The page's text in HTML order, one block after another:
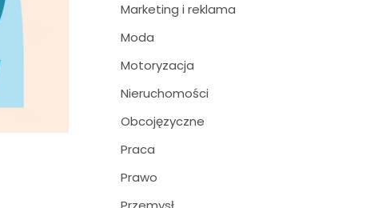
Marketing i reklama
Moda
Motoryzacja
Nieruchomości
Obcojęzyczne
Praca
Prawo